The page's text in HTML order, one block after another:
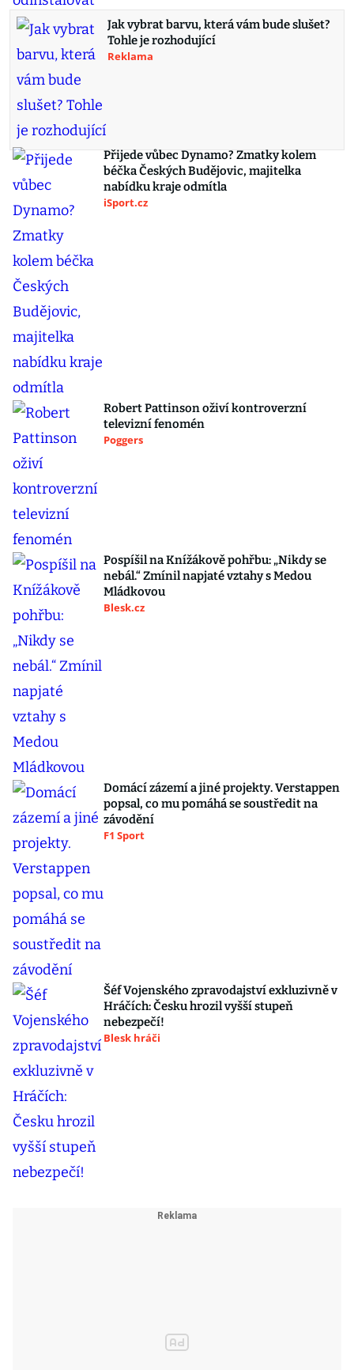
Jak vybrat barvu, která vám bude slušet?
Tohle je rozhodující
Reklama
Přijede vůbec Dynamo? Zmatky kolem
béčka Českých Budějovic, majitelka
nabídku kraje odmítla
iSport.cz
Robert Pattinson oživí kontroverzní
televizní fenomén
Poggers
Pospíšil na Knížákově pohřbu: „Nikdy se
nebál.“ Zmínil napjaté vztahy s Medou
Mládkovou
Blesk.cz
Domácí zázemí a jiné projekty. Verstappen
popsal, co mu pomáhá se soustředit na
závodění
F1 Sport
Šéf Vojenského zpravodajství exkluzivně v
Hráčích: Česku hrozil vyšší stupeň
nebezpečí!
Blesk hráči